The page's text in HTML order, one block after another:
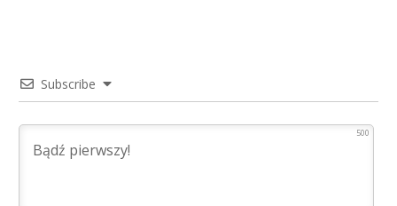
Subscribe
500